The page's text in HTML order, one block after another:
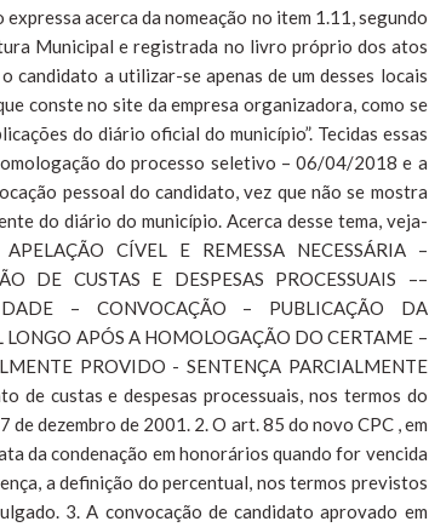
acerca da nomeação no item 1.11, segundo
Municipal e registrada no livro próprio dos atos
candidato a utilizar-se apenas de um desses locais
conste no site da empresa organizadora, como se
do diário oficial do município”. Tecidas essas
do processo seletivo – 06/04/2018 e a
pessoal do candidato, vez que não se mostra
do diário do município. Acerca desse tema, veja-
CÍVEL E REMESSA NECESSÁRIA –
DE CUSTAS E DESPESAS PROCESSUAIS ––
– CONVOCAÇÃO – PUBLICAÇÃO DA
APÓS A HOMOLOGAÇÃO DO CERTAME –
PROVIDO - SENTENÇA PARCIALMENTE
de custas e despesas processuais, nos termos do
dezembro de 2001. 2. O art. 85 do novo CPC , em
da condenação em honorários quando for vencida
a definição do percentual, nos termos previstos
3. A convocação de candidato aprovado em